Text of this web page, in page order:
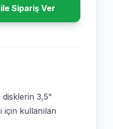
Sipariş Ver
3,5"
için kullanılan